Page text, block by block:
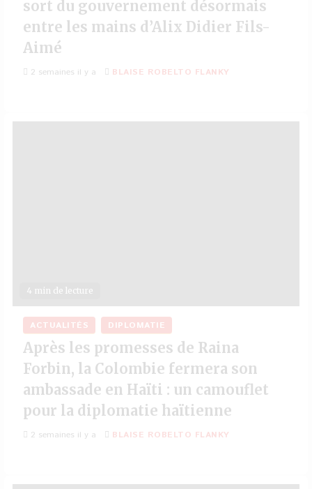
sort du gouvernement désormais
entre les mains d’Alix Didier Fils-
Aimé
2 semaines il y a BLAISE ROBELTO FLANKY
4 min de lecture
ACTUALITÉS DIPLOMATIE
Après les promesses de Raina
Forbin, la Colombie fermera son
ambassade en Haïti : un camouflet
pour la diplomatie haïtienne
2 semaines il y a BLAISE ROBELTO FLANKY